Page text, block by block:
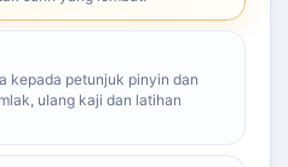
kepada petunjuk pinyin dan
ulang kaji dan latihan